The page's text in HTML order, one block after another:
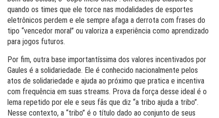
quando os times que ele torce nas modalidades de esportes
eletrônicos perdem e ele sempre afaga a derrota com frases do
tipo “vencedor moral” ou valoriza a experiência como aprendizado
para jogos futuros.
Por fim, outra base importantíssima dos valores incentivados por
Gaules é a solidariedade. Ele é conhecido nacionalmente pelos
atos de solidariedade e ajuda ao próximo que pratica e incentiva
com frequência em suas streams. Prova da força desse ideal é o
lema repetido por ele e seus fãs que diz “a tribo ajuda a tribo”.
Nesse contexto, a “tribo” é o título dado ao conjunto de seus